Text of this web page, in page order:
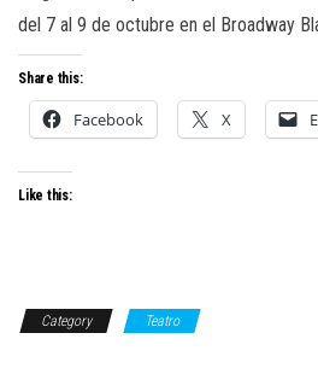
del 7 al 9 de octubre en el Broadway
Share this:
Facebook X
Like this:
Category Teatro